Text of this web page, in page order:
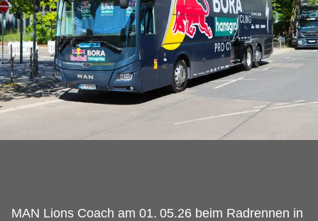
MAN Lions Coach am 01. 05.26 beim Radrennen in